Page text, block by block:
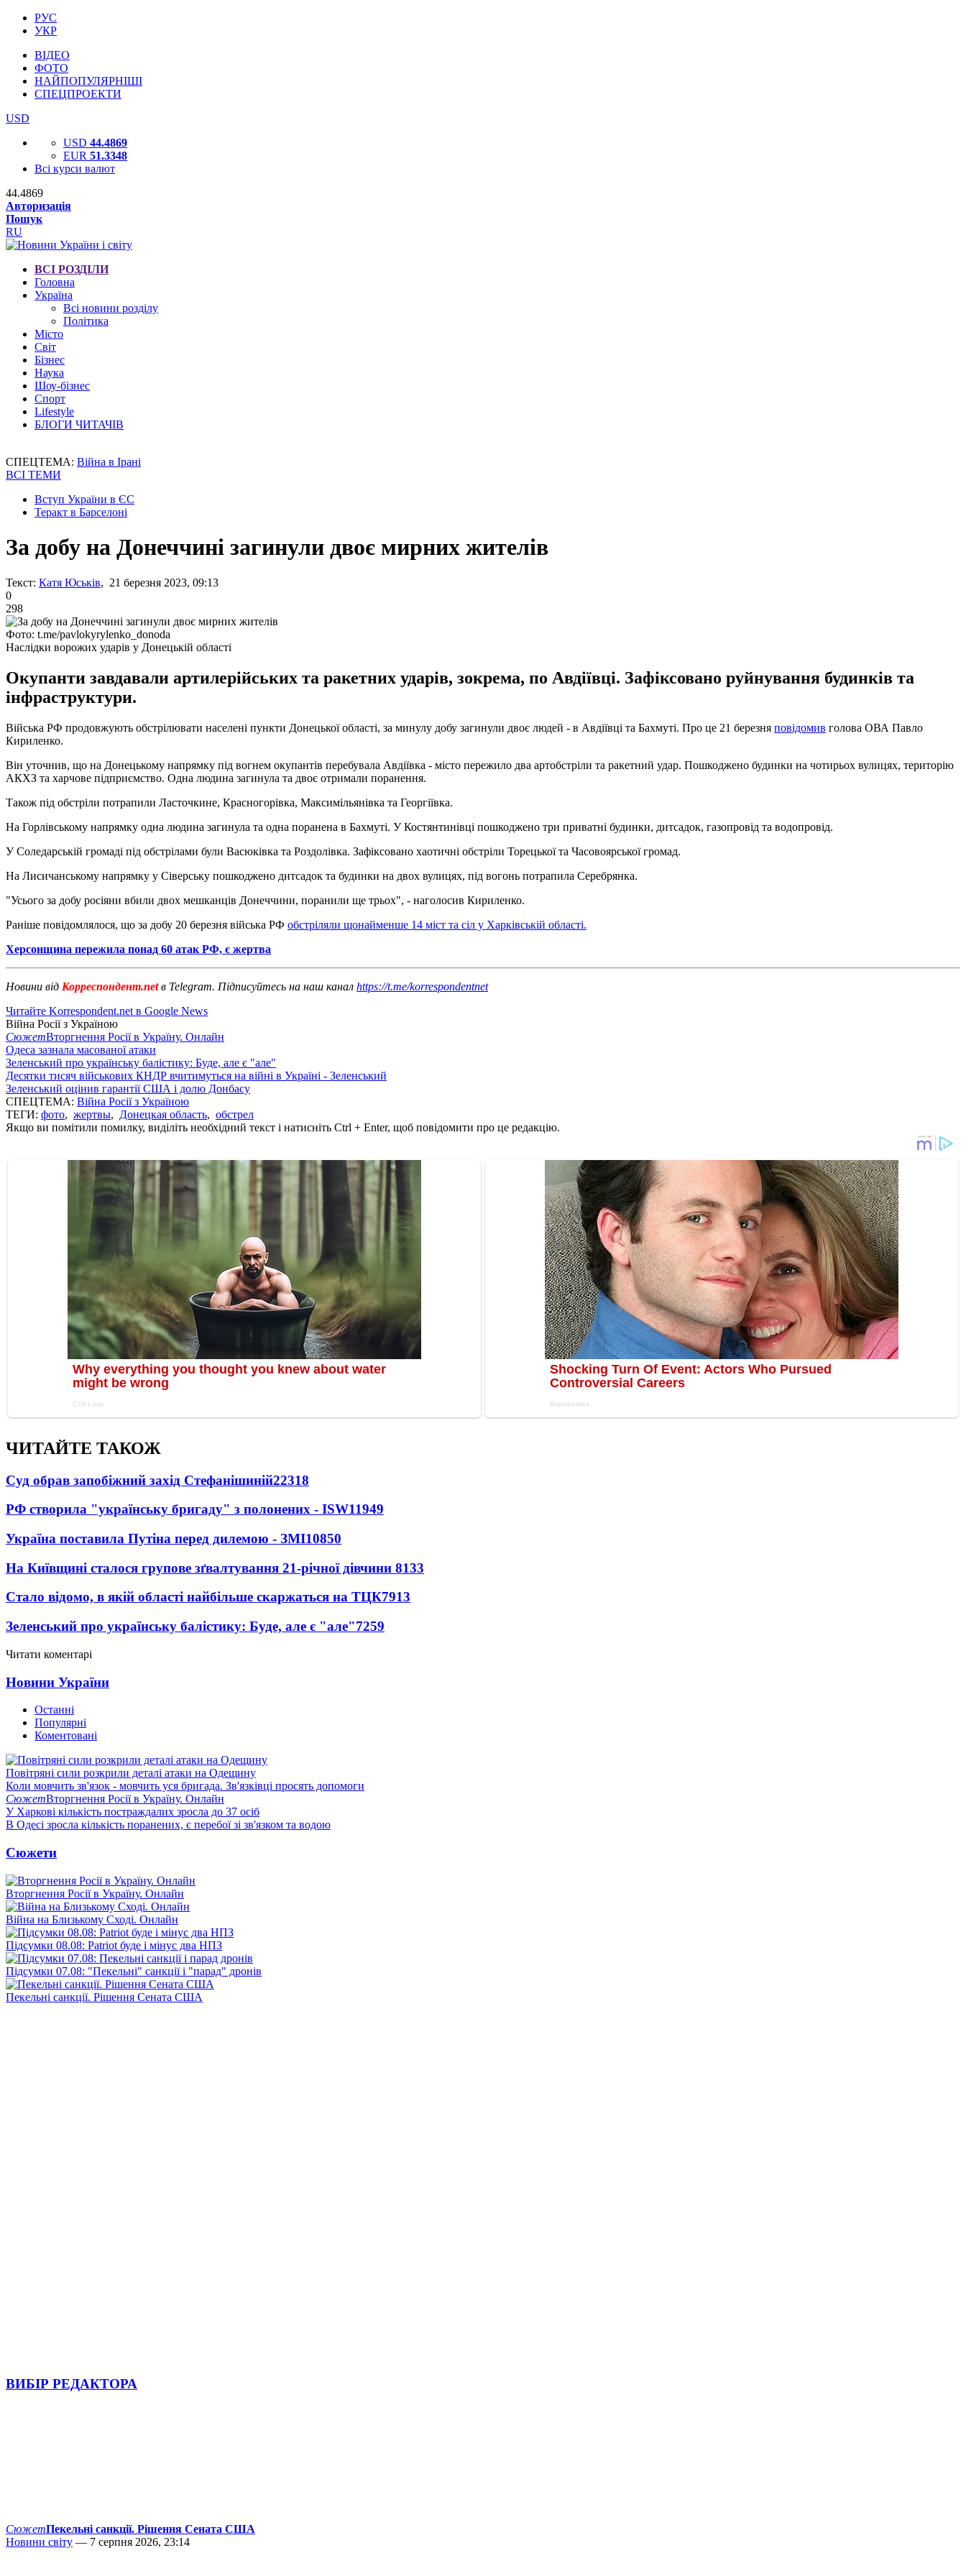
РУС
УКР
ВІДЕО
ФОТО
НАЙПОПУЛЯРНІШІ
СПЕЦПРОЕКТИ
USD
USD 44.4869
EUR 51.3348
Всі курси валют
44.4869
Авторизація
Пошук
RU
ВСІ РОЗДІЛИ
Головна
Україна
Всі новини розділу
Політика
Місто
Світ
Бізнес
Наука
Шоу-бізнес
Спорт
Lifestyle
БЛОГИ ЧИТАЧІВ
СПЕЦТЕМА: Війна в Ірані
ВСІ ТЕМИ
Вступ України в ЄС
Теракт в Барселоні
За добу на Донеччині загинули двоє мирних жителів
Текст: Катя Юськів, 21 березня 2023, 09:13
0
298
Фото: t.me/pavlokyrylenko_donoda
Наслідки ворожих ударів у Донецькій області
Окупанти завдавали артилерійських та ракетних ударів, зокрема, по Авдіївці. Зафіксовано руйнування будинків та
інфраструктури.
Війська РФ продовжують обстрілювати населені пункти Донецької області, за минулу добу загинули двоє людей - в Авдіївці та Бахмуті. Про це 21 березня повідомив голова ОВА Павло
Кириленко.
Він уточнив, що на Донецькому напрямку під вогнем окупантів перебувала Авдіївка - місто пережило два артобстріли та ракетний удар. Пошкоджено будинки на чотирьох вулицях, територію
АКХЗ та харчове підприємство. Одна людина загинула та двоє отримали поранення.
Також під обстріли потрапили Ласточкине, Красногорівка, Максимільянівка та Георгіївка.
На Горлівському напрямку одна людина загинула та одна поранена в Бахмуті. У Костянтинівці пошкоджено три приватні будинки, дитсадок, газопровід та водопровід.
У Соледарській громаді під обстрілами були Васюківка та Роздолівка. Зафіксовано хаотичні обстріли Торецької та Часовоярської громад.
На Лисичанському напрямку у Сіверську пошкоджено дитсадок та будинки на двох вулицях, під вогонь потрапила Серебрянка.
"Усього за добу росіяни вбили двох мешканців Донеччини, поранили ще трьох", - наголосив Кириленко.
Раніше повідомлялося, що за добу 20 березня війська РФ обстріляли щонайменше 14 міст та сіл у Харківській області.
Херсонщина пережила понад 60 атак РФ, є жертва
Новини від Корреспондент.netв Telegram. Підписуйтесь на наш канал https://t.me/korrespondentnet
Читайте Korrespondent.net в Google News
Війна Росії з Україною
СюжетВторгнення Росії в Україну. Онлайн
Одеса зазнала масованої атаки
Зеленський про українську балістику: Буде, але є "але"
Десятки тисяч військових КНДР вчитимуться на війні в Україні - Зеленський
Зеленський оцінив гарантії США і долю Донбасу
СПЕЦТЕМА: Війна Росії з Україною
ТЕГИ: фото, жертвы, Донецкая область, обстрел
Якщо ви помітили помилку, виділіть необхідний текст і натисніть Ctrl + Enter, щоб повідомити про це редакцію.
ЧИТАЙТЕ ТАКОЖ
Суд обрав запобіжний захід Стефанішиній22318
РФ створила "українську бригаду" з полонених - ISW11949
Україна поставила Путіна перед дилемою - ЗМІ10850
На Київщині сталося групове зґвалтування 21-річної дівчини 8133
Стало відомо, в якій області найбільше скаржаться на ТЦК7913
Зеленський про українську балістику: Буде, але є "але"7259
Читати коментарі
Новини України
Останні
Популярні
Коментовані
Повітряні сили розкрили деталі атаки на Одещину
Коли мовчить зв'язок - мовчить уся бригада. Зв'язківці просять допомоги
СюжетВторгнення Росії в Україну. Онлайн
У Харкові кількість постраждалих зросла до 37 осіб
В Одесі зросла кількість поранених, є перебої зі зв'язком та водою
Сюжети
Вторгнення Росії в Україну. Онлайн
Війна на Близькому Сході. Онлайн
Підсумки 08.08: Patriot буде і мінус два НПЗ
Підсумки 07.08: "Пекельні" санкції і "парад" дронів
Пекельні санкції. Рішення Сената США
ВИБІР РЕДАКТОРА
СюжетПекельні санкції. Рішення Сената США
Новини світу — 7 серпня 2026, 23:14